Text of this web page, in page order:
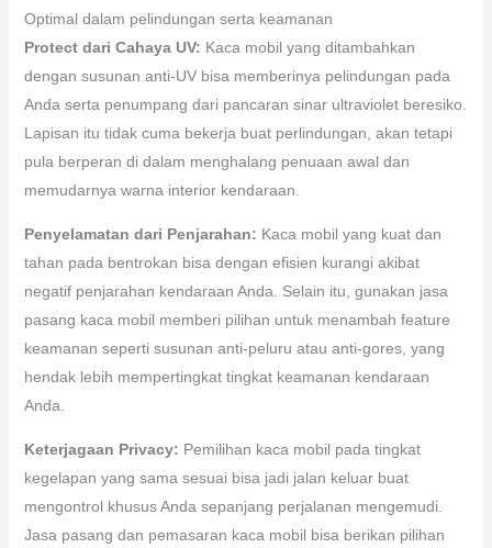
Optimal dalam pelindungan serta keamanan
Protect dari Cahaya UV: Kaca mobil yang ditambahkan
dengan susunan anti-UV bisa memberinya pelindungan pada
Anda serta penumpang dari pancaran sinar ultraviolet beresiko.
Lapisan itu tidak cuma bekerja buat perlindungan, akan tetapi
pula berperan di dalam menghalang penuaan awal dan
memudarnya warna interior kendaraan.
Penyelamatan dari Penjarahan: Kaca mobil yang kuat dan
tahan pada bentrokan bisa dengan efisien kurangi akibat
negatif penjarahan kendaraan Anda. Selain itu, gunakan jasa
pasang kaca mobil memberi pilihan untuk menambah feature
keamanan seperti susunan anti-peluru atau anti-gores, yang
hendak lebih mempertingkat tingkat keamanan kendaraan
Anda.
Keterjagaan Privacy: Pemilihan kaca mobil pada tingkat
kegelapan yang sama sesuai bisa jadi jalan keluar buat
mengontrol khusus Anda sepanjang perjalanan mengemudi.
Jasa pasang dan pemasaran kaca mobil bisa berikan pilihan